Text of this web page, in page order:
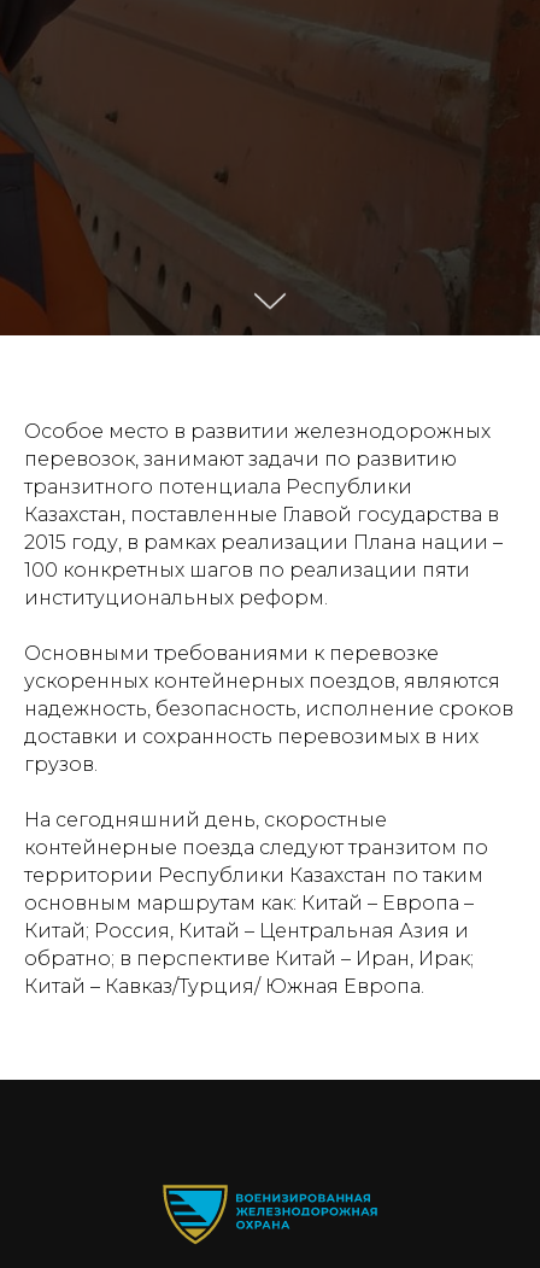
Особое место в развитии железнодорожных
перевозок, занимают задачи по развитию
транзитного потенциала Республики
Казахстан, поставленные Главой государства в
2015 году, в рамках реализации Плана нации –
100 конкретных шагов по реализации пяти
институциональных реформ.
Основными требованиями к перевозке
ускоренных контейнерных поездов, являются
надежность, безопасность, исполнение сроков
доставки и сохранность перевозимых в них
грузов.
На сегодняшний день, скоростные
контейнерные поезда следуют транзитом по
территории Республики Казахстан по таким
основным маршрутам как: Китай – Европа –
Китай; Россия, Китай – Центральная Азия и
обратно; в перспективе Китай – Иран, Ирак;
Китай – Кавказ/Турция/ Южная Европа.